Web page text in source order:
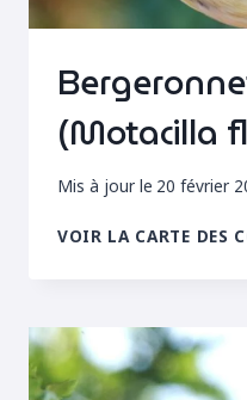
(Motacilla
Mis à jour le 20 février
VOIR LA CARTE DES